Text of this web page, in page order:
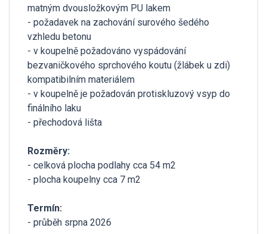
matným dvousložkovým PU lakem
- požadavek na zachování surového šedého
vzhledu betonu
- v koupelně požadováno vyspádování
bezvaničkového sprchového koutu (žlábek u zdi)
kompatibilním materiálem
- v koupelně je požadován protiskluzový vsyp do
finálního laku
- přechodová lišta
Rozměry:
- celková plocha podlahy cca 54 m2
- plocha koupelny cca 7 m2
Termín:
- průběh srpna 2026